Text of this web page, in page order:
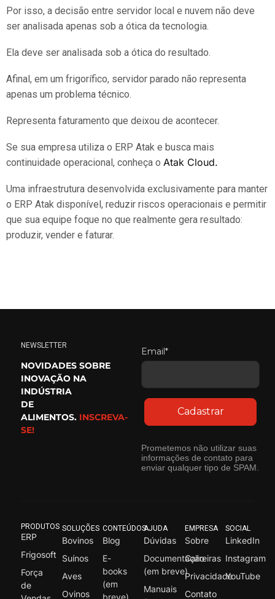
Por isso, a decisão entre servidor local e nuvem não deve
ser analisada apenas sob a ótica da tecnologia.
Ela deve ser analisada sob a ótica do resultado.
Afinal, em um frigorífico, servidor parado não representa
apenas um problema técnico.
Representa faturamento que deixou de acontecer.
Se sua empresa utiliza o ERP Atak e busca mais
continuidade operacional, conheça o Atak Cloud.
Uma infraestrutura desenvolvida exclusivamente para manter
o ERP Atak disponível, reduzir riscos operacionais e permitir
que sua equipe foque no que realmente gera resultado:
produzir, vender e faturar.
NEWSLETTER
NOVIDADES SOBRE
INOVAÇÃO NA
INDÚSTRIA
DE
ALIMENTOS. INSCREVA-
SE!
Email*
Cadastrar
Prometemos não utilizar suas
informações de contato para
enviar qualquer tipo de SPAM.
PRODUTOS
ERP
Frigosoft
Força
de
SOLUÇÕES
Bovinos
Suínos
Aves
Ovinos
CONTEÚDOS
Blog
E-
books
(em
breve)
AJUDA
Dúvidas
Documentação
(em breve)
Manuais
EMPRESA
Sobre
Carreiras
Privacidade
Contato
SOCIAL
LinkedIn
Instagram
YouTube